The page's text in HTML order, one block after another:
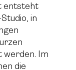
entsteht
in
werden. Im
die